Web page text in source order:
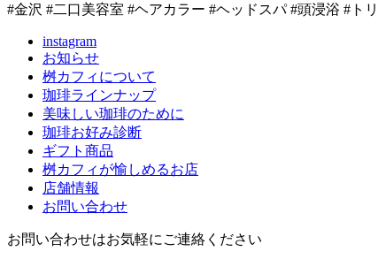
#金沢 #二口美容室 #ヘアカラー #ヘッドスパ #頭浸浴 #ト
instagram
お知らせ
桝カフィについて
珈琲ラインナップ
美味しい珈琲のために
珈琲お好み診断
ギフト商品
桝カフィが愉しめるお店
店舗情報
お問い合わせ
お問い合わせはお気軽にご連絡ください